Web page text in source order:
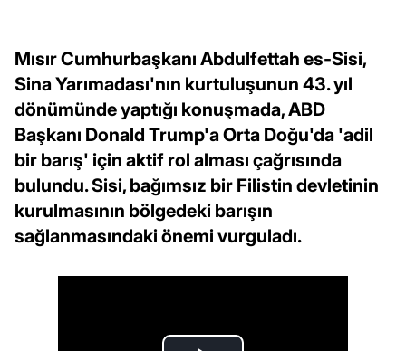
Mısır Cumhurbaşkanı Abdulfettah es-Sisi,
Sina Yarımadası'nın kurtuluşunun 43. yıl
dönümünde yaptığı konuşmada, ABD
Başkanı Donald Trump'a Orta Doğu'da 'adil
bir barış' için aktif rol alması çağrısında
bulundu. Sisi, bağımsız bir Filistin devletinin
kurulmasının bölgedeki barışın
sağlanmasındaki önemi vurguladı.